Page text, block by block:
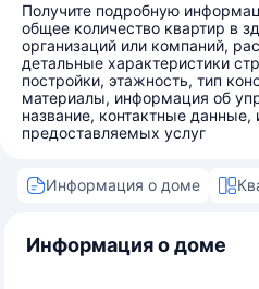
Получите подробную
общее количество квартир в
организаций или компаний,
детальные характеристики
постройки, этажность, тип
материалы, информация об
название, контактные данные,
предоставляемых услуг
Информация о доме
Информация о доме